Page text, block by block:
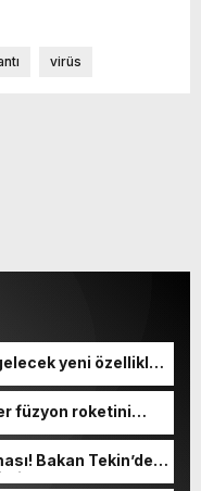
virüs
yeni özellikler
füzyon roketini
Bakan Tekin’den
erken başlattık”